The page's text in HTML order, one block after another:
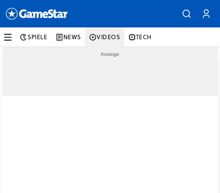
SPIELE NEWS VIDEOS TECH